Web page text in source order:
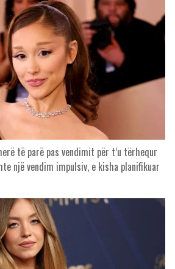
të parë pas vendimit për t’u tërhequr
një vendim impulsiv, e kisha planifikuar